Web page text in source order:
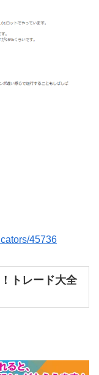
45736
トレード大全